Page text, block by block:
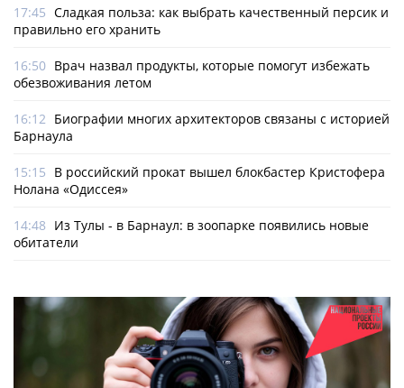
17:45 Сладкая польза: как выбрать качественный персик и
правильно его хранить
16:50 Врач назвал продукты, которые помогут избежать
обезвоживания летом
16:12 Биографии многих архитекторов связаны с историей
Барнаула
15:15 В российский прокат вышел блокбастер Кристофера
Нолана «Одиссея»
14:48 Из Тулы - в Барнаул: в зоопарке появились новые
обитатели